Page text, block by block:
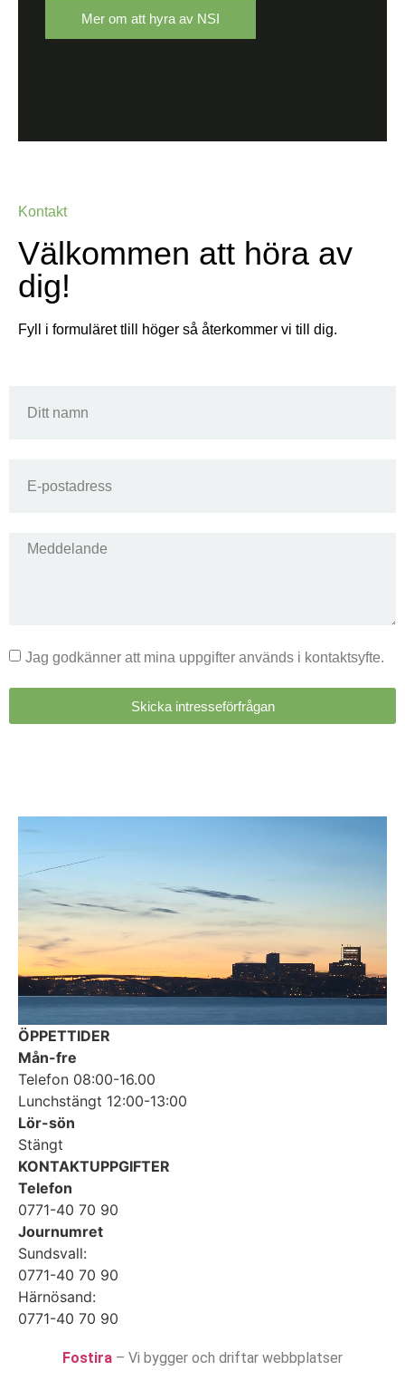
Mer om att hyra av NSI
Kontakt
Välkommen att höra av
dig!
Fyll i formuläret tlill höger så återkommer vi till dig.
Jag godkänner att mina uppgifter används i kontaktsyfte.
Skicka intresseförfrågan
ÖPPETTIDER
Mån-fre
Telefon 08:00-16.00
Lunchstängt 12:00-13:00
Lör-sön
Stängt
KONTAKTUPPGIFTER
Telefon
0771-40 70 90
Journumret
Sundsvall:
0771-40 70 90
Härnösand:
0771-40 70 90
Fostira – Vi bygger och driftar webbplatser